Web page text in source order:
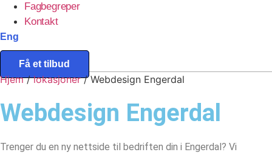
Fagbegreper
Kontakt
Eng
Få et tilbud
Hjem/lokasjoner/Webdesign Engerdal
Webdesign Engerdal
Trenger du en ny nettside til bedriften din i Engerdal? Vi